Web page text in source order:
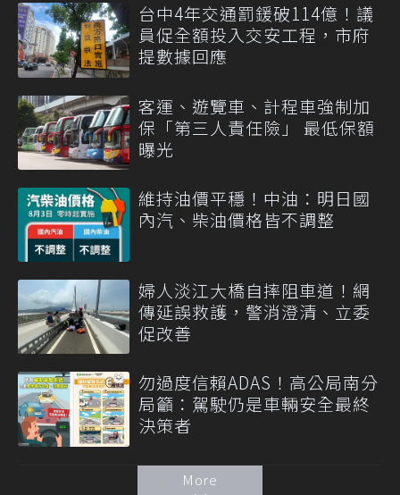
台中4年交通罰鍰破114億！議
員促全額投入交安工程，市府
提數據回應
客運、遊覽車、計程車強制加
保「第三人責任險」 最低保額
曝光
維持油價平穩！中油：明日國
內汽、柴油價格皆不調整
婦人淡江大橋自摔阻車道！網
傳延誤救護，警消澄清、立委
促改善
勿過度信賴ADAS！高公局南分
局籲：駕駛仍是車輛安全最終
決策者
More